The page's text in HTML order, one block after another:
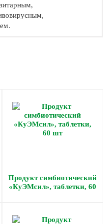
Продукт симбиотический
«КуЭМсил», таблетки, 60